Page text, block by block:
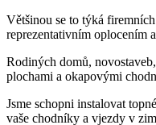
Většinou se to týká
reprezentativním oplocením
Rodiných domů,
plochami a okapovými
Jsme schopni instalovat
vaše chodníky a vjezdy v